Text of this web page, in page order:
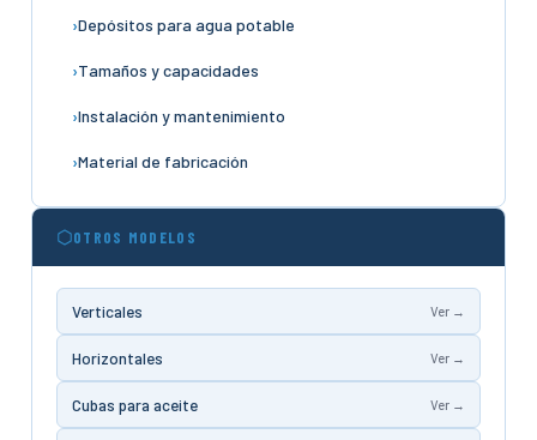
Depósitos para agua potable
Tamaños y capacidades
Instalación y mantenimiento
Material de fabricación
OTROS MODELOS
Verticales Ver →
Horizontales Ver →
Cubas para aceite Ver →